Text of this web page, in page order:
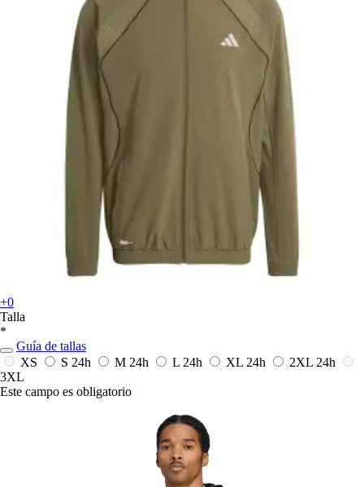
+0
Talla
*
Guía de tallas
XS
S 24h M 24h L 24h XL 24h 2XL 24h
3XL
Este campo es obligatorio